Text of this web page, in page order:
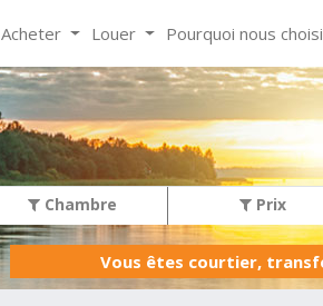
Acheter Louer Pourquoi nous
Chambre
Prix
Vous êtes courtier,